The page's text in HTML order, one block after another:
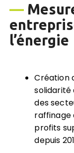
—
l’énergie
Création
solidarité
des
raffinage
profits
depuis